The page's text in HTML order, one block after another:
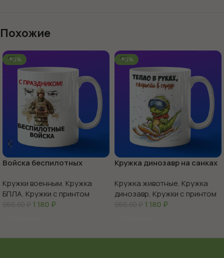
Похожие
-60%
Войска беспилотных
Кружки военным, Кружка
БПЛА, Кружки с принтом
950,00₽ 1 180 ₽
-60%
Кружка динозавр на санках
Кружка животные, Кружка
динозавр, Кружки с принтом
950,00₽ 1 180 ₽